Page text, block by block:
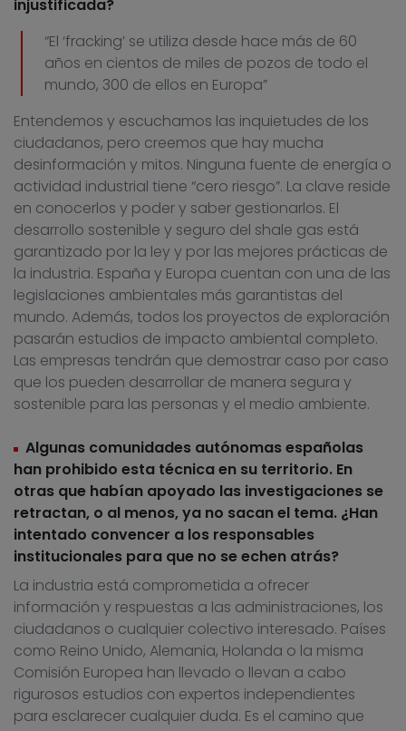
injustificada?
“El ‘fracking’ se utiliza desde hace más de 60
años en cientos de miles de pozos de todo el
mundo, 300 de ellos en Europa”
Entendemos y escuchamos las inquietudes de los
ciudadanos, pero creemos que hay mucha
desinformación y mitos. Ninguna fuente de energía o
actividad industrial tiene “cero riesgo”. La clave reside
en conocerlos y poder y saber gestionarlos. El
desarrollo sostenible y seguro del shale gas está
garantizado por la ley y por las mejores prácticas de
la industria. España y Europa cuentan con una de las
legislaciones ambientales más garantistas del
mundo. Además, todos los proyectos de exploración
pasarán estudios de impacto ambiental completo.
Las empresas tendrán que demostrar caso por caso
que los pueden desarrollar de manera segura y
sostenible para las personas y el medio ambiente.
Algunas comunidades autónomas españolas
han prohibido esta técnica en su territorio. En
otras que habían apoyado las investigaciones se
retractan, o al menos, ya no sacan el tema. ¿Han
intentado convencer a los responsables
institucionales para que no se echen atrás?
La industria está comprometida a ofrecer
información y respuestas a las administraciones, los
ciudadanos o cualquier colectivo interesado. Países
como Reino Unido, Alemania, Holanda o la misma
Comisión Europea han llevado o llevan a cabo
rigurosos estudios con expertos independientes
para esclarecer cualquier duda. Es el camino que